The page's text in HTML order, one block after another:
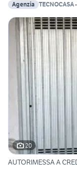
Agenzia TECNOCASA
20
AUTORIMESSA A